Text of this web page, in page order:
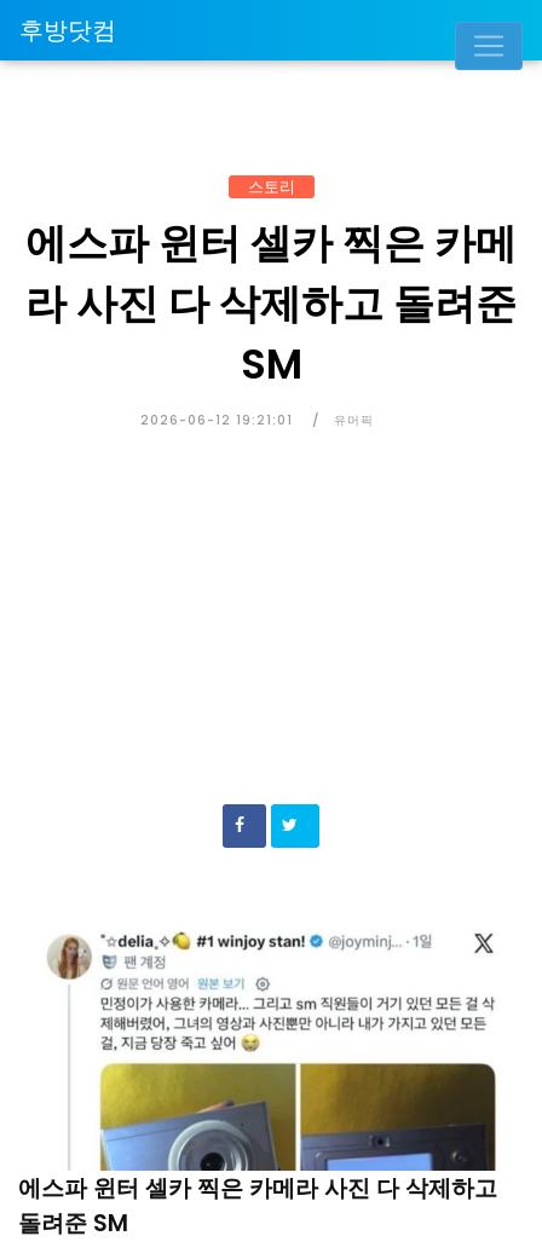
후방닷컴
스토리
에스파 윈터 셀카 찍은 카메
라 사진 다 삭제하고 돌려준
SM
2026-06-12 19:21:01 유머픽
에스파 윈터 셀카 찍은 카메라 사진 다 삭제하고
돌려준 SM